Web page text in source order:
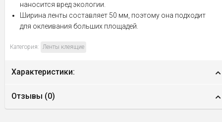
наносится вред экологии.
Ширина ленты составляет 50 мм, поэтому она подходит
для оклеивания больших площадей.
Категория: Ленты клеящие
Характеристики:
Отзывы (0)